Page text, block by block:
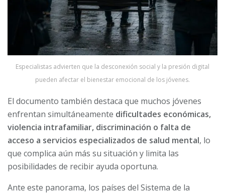
Especialistas advierten que la desconexión social y la presión digital
pueden afectar el bienestar emocional de los jóvenes.
El documento también destaca que muchos jóvenes
enfrentan simultáneamente dificultades económicas,
violencia intrafamiliar, discriminación o falta de
acceso a servicios especializados de salud mental, lo
que complica aún más su situación y limita las
posibilidades de recibir ayuda oportuna.
Ante este panorama, los países del Sistema de la